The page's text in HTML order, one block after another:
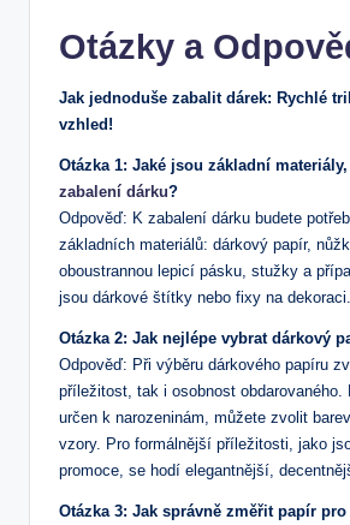
Otázky a
Jak jednoduše zabalit dárek: Rychlé
vzhled!
Otázka 1: Jaké jsou základní
zabalení dárku?
Odpověď: K zabalení dárku budete
základních materiálů: dárkový papír,
oboustrannou lepicí pásku, stužky a
jsou dárkové štítky nebo fixy na dekoraci.
Otázka 2: Jak nejlépe vybrat dárkový
Odpověď: Při výběru dárkového papíru
příležitost, tak i osobnost obdarovaného.
určen k narozeninám, můžete zvolit
vzory. Pro formálnější příležitosti, jako
promoce, se hodí elegantnější,
Otázka 3: Jak správně změřit papír